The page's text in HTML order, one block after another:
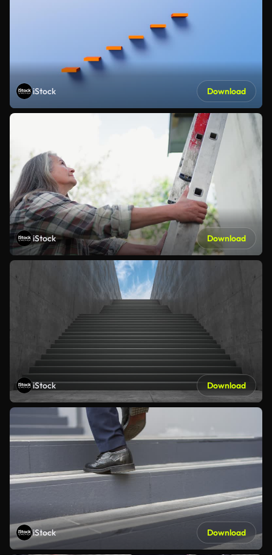
iStock Download
iStock Download
iStock Download
iStock Download